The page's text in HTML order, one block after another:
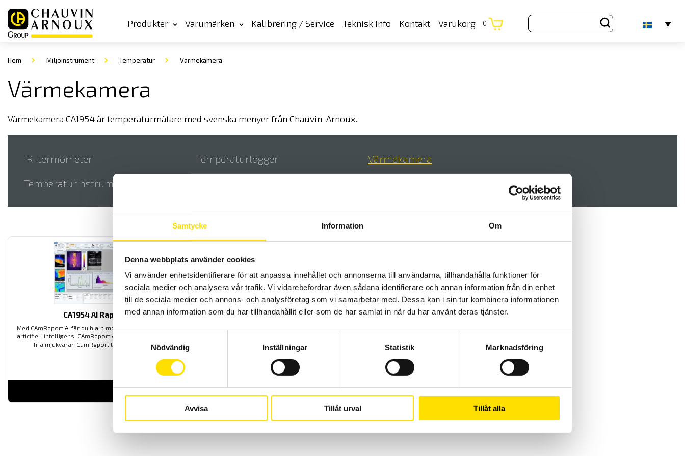
Samtycke Information Om
Denna webbplats använder cookies
Vi använder enhetsidentifierare för att anpassa innehållet och annonserna till användarna, tillhandahålla funktioner för
sociala medier och analysera vår trafik. Vi vidarebefordrar även sådana identifierare och annan information från din enhet
till de sociala medier och annons- och analysföretag som vi samarbetar med. Dessa kan i sin tur kombinera informationen
med annan information som du har tillhandahållit eller som de har samlat in när du har använt deras tjänster.
Samtyckesval
Nödvändig
Inställningar Statistik Marknadsföring
Avvisa Tillåt urval Tillåt alla
Produkter Varumärken Kalibrering / Service Teknisk Info Kontakt Varukorg 0
Hem Miljöinstrument Temperatur Värmekamera
Värmekamera
Värmekamera CA1954 är temperaturmätare med svenska menyer från Chauvin-Arnoux.
IR-termometer
Temperaturinstrument
Temperaturlogger
Värmekamera
CA1954 AI Rapportmjukvara
Med CAmReport AI får du hjälp med rapport och analyserandet med
articifiell intelligens. CAmReport AI är en produkt utvecklad från den
fria mjukvaran CamReport till vår värmekamera CA1954.
LÄS MER
CA1954 Värmekamera
bild, vanlig bild samt bild-i-bild -funktion. Anslut andra instrument
via Bluetooth till värmekamera CA 1954 för att se de uppmätta
storheterna (temperatur, ström, spänning, effekt m.m.) direkt i
15,590.00kr LÄS MER